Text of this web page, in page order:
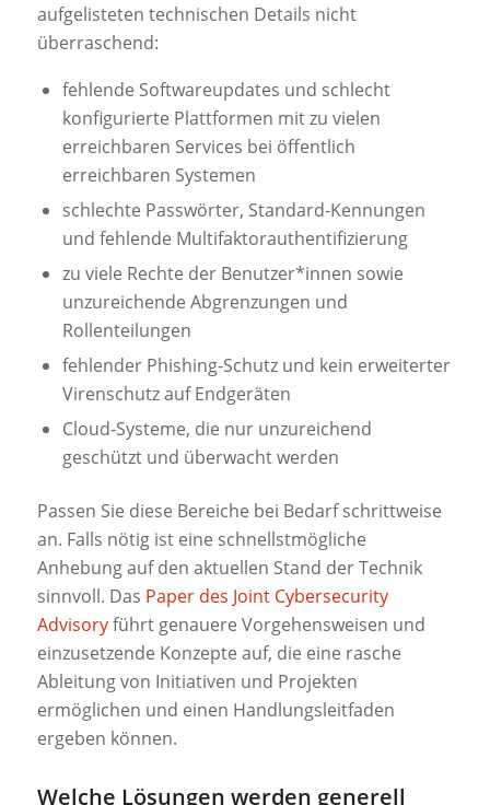
aufgelisteten technischen Details nicht
überraschend:
fehlende Softwareupdates und schlecht
konfigurierte Plattformen mit zu vielen
erreichbaren Services bei öffentlich
erreichbaren Systemen
schlechte Passwörter, Standard-Kennungen
und fehlende Multifaktorauthentifizierung
zu viele Rechte der Benutzer*innen sowie
unzureichende Abgrenzungen und
Rollenteilungen
fehlender Phishing-Schutz und kein erweiterter
Virenschutz auf Endgeräten
Cloud-Systeme, die nur unzureichend
geschützt und überwacht werden
Passen Sie diese Bereiche bei Bedarf schrittweise
an. Falls nötig ist eine schnellstmögliche
Anhebung auf den aktuellen Stand der Technik
sinnvoll. Das Paper des Joint Cybersecurity
Advisoryführt genauere Vorgehensweisen und
einzusetzende Konzepte auf, die eine rasche
Ableitung von Initiativen und Projekten
ermöglichen und einen Handlungsleitfaden
ergeben können.
Welche Lösungen werden generell